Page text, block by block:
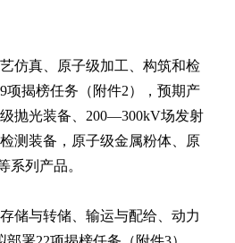
仿真、原子级加工、构筑和检
项揭榜任务（附件2），预期产
抛光装备、200—300kV场发射
测装备，原子级金属粉体、原
系列产品。
储与转储、输运与配给、动力